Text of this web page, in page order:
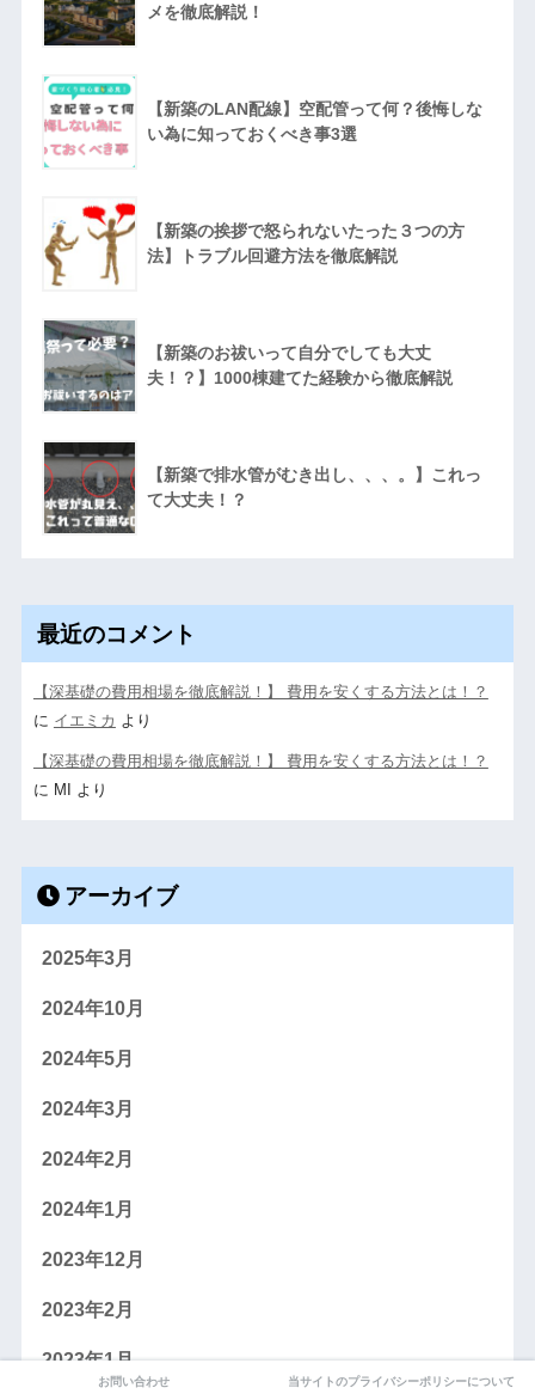
メを徹底解説！
【新築のLAN配線】空配管って何？後悔しな
い為に知っておくべき事3選
【新築の挨拶で怒られないたった３つの方
法】トラブル回避方法を徹底解説
【新築のお祓いって自分でしても大丈
夫！？】1000棟建てた経験から徹底解説
【新築で排水管がむき出し、、、。】これっ
て大丈夫！？
最近のコメント
【深基礎の費用相場を徹底解説！】 費用を安くする方法とは！？
に イエミカ より
【深基礎の費用相場を徹底解説！】 費用を安くする方法とは！？
に MI より
アーカイブ
2025年3月
2024年10月
2024年5月
2024年3月
2024年2月
2024年1月
2023年12月
2023年2月
2023年1月
お問い合わせ 当サイトのプライバシーポリシーについて